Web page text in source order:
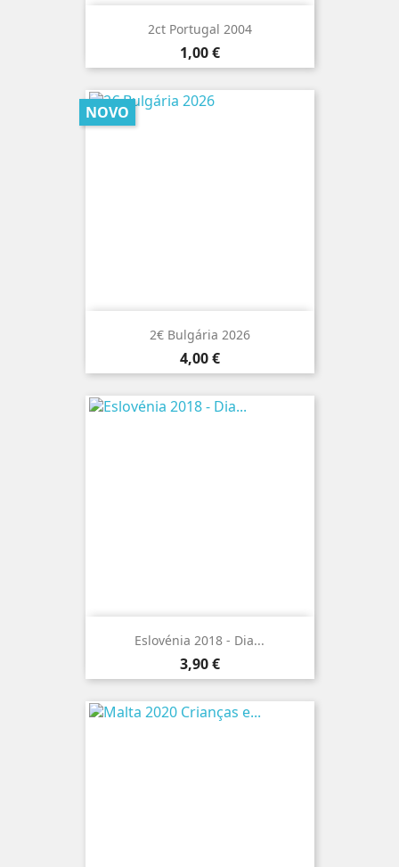
2ct Portugal 2004
Preço
1,00 €
2€ Bulgária 2026
Preço
4,00 €
NOVO
Eslovénia 2018 - Dia...
Preço
3,90 €